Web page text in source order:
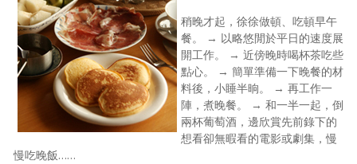
餐桌週記
享樂隨手拍
照相簿
影音區
創意出版服務
稍晚才起，徐徐做頓、吃頓早午
餐。 → 以略悠閒於平日的速度展
開工作。 → 近傍晚時喝杯茶吃些
點心。 → 簡單準備一下晚餐的材
料後，小睡半晌。 → 再工作一
陣，煮晚餐。 → 和一半一起，倒
兩杯葡萄酒，邊欣賞先前錄下的
想看卻無暇看的電影或劇集，慢
慢吃晚飯……